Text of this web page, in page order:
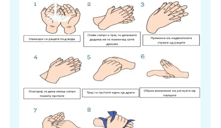
ПРИРАЧНИЦИ
СТРАТЕГИИ
ЕДУКАТИВНО ИНФОРМАТИВНИ МАТЕРИЈАЛИ
БРОШУРИ
ПОСТЕРИ